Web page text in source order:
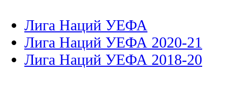
Лига Наций УЕФА
Лига Наций УЕФА 2020-21
Лига Наций УЕФА 2018-20